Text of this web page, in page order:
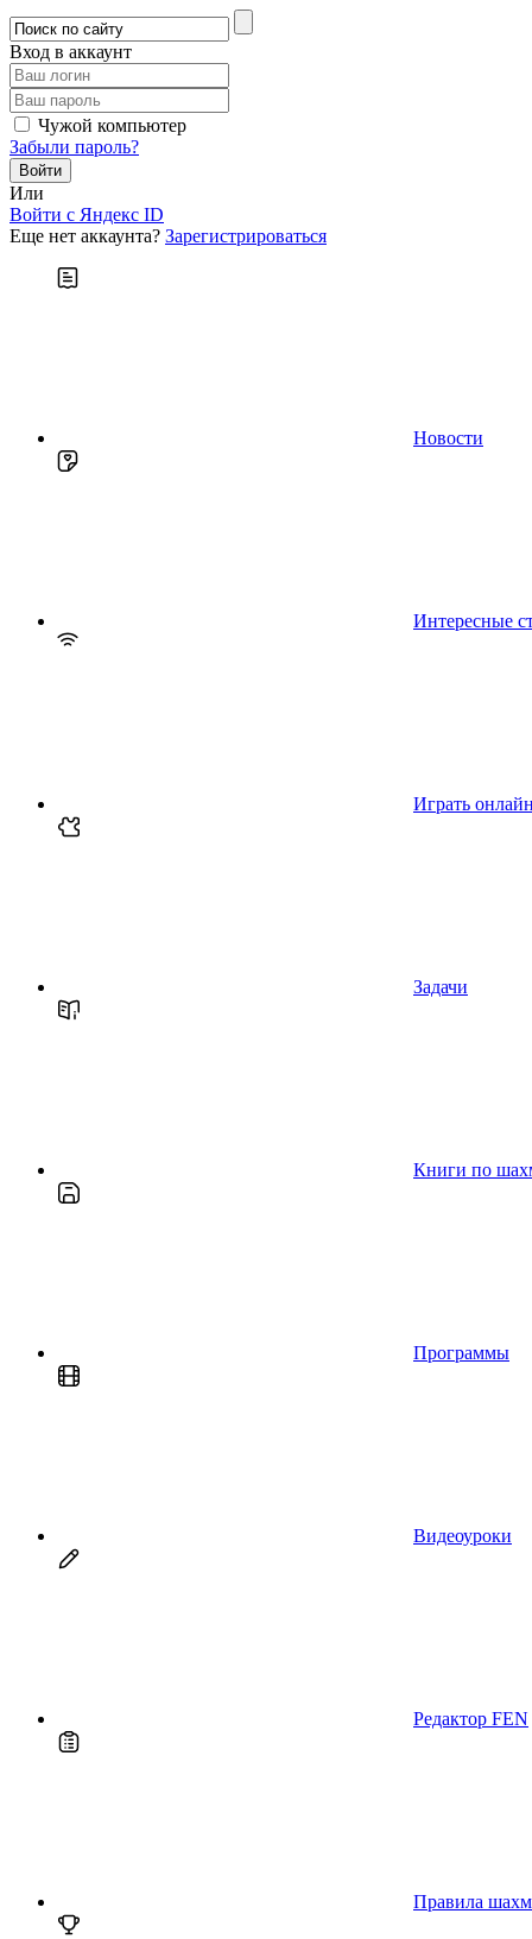
Вход в аккаунт
Чужой компьютер
Забыли пароль?
Или
Войти c Яндекс ID
Еще нет аккаунта? Зарегистрироваться
Новости
Интересные
Играть онлайн
Задачи
Книги по
Программы
Видеоуроки
Редактор FEN
Правила